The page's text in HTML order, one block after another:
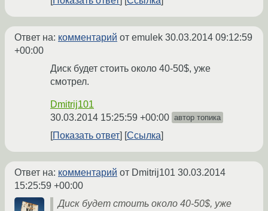
Ответ на: комментарий от emulek 30.03.2014 09:12:59
+00:00
Диск будет стоить около 40-50$, уже
смотрел.
Dmitrij101
30.03.2014 15:25:59 +00:00 автор топика
Показать ответ Ссылка
Ответ на: комментарий от Dmitrij101 30.03.2014
15:25:59 +00:00
Диск будет стоить около 40-50$, уже